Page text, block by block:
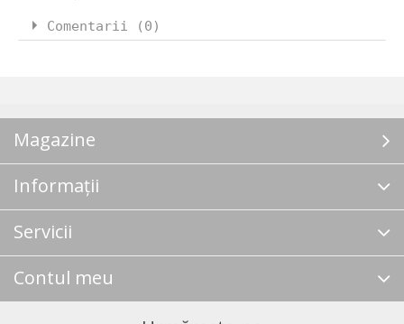
Comentarii (0)
Magazine
Informații
Servicii
Contul meu